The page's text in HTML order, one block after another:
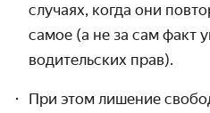
случаях, когда они
самое (а не за сам факт
водительских прав).
При этом лишение